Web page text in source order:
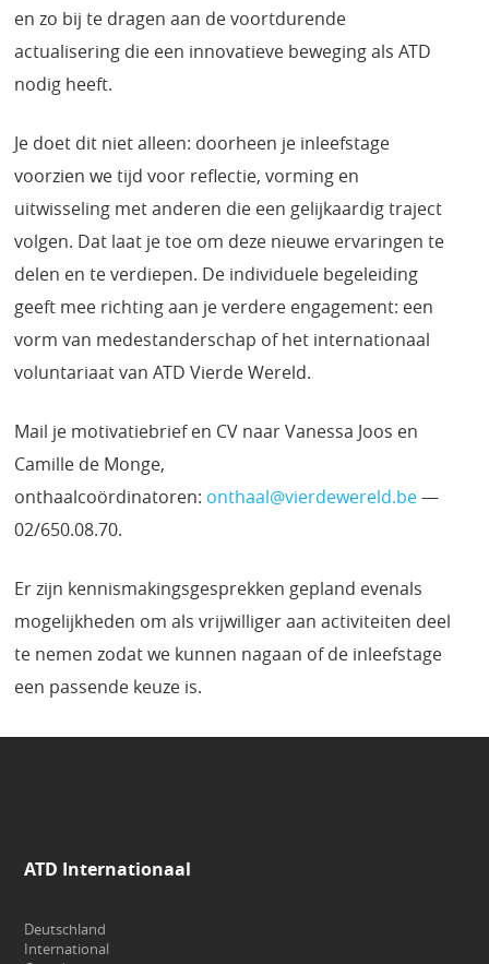
en zo bij te dragen aan de voortdurende
actualisering die een innovatieve beweging als ATD
nodig heeft.
Je doet dit niet alleen: doorheen je inleefstage
voorzien we tijd voor reflectie, vorming en
uitwisseling met anderen die een gelijkaardig traject
volgen. Dat laat je toe om deze nieuwe ervaringen te
delen en te verdiepen. De individuele begeleiding
geeft mee richting aan je verdere engagement: een
vorm van medestanderschap of het internationaal
voluntariaat van ATD Vierde Wereld.
Mail je motivatiebrief en CV naar Vanessa Joos en
Camille de Monge,
onthaalcoördinatoren: onthaal@vierdewereld.be—
02/650.08.70.
Er zijn kennismakingsgesprekken gepland evenals
mogelijkheden om als vrijwilliger aan activiteiten deel
te nemen zodat we kunnen nagaan of de inleefstage
een passende keuze is.
ATD Internationaal
Deutschland
International